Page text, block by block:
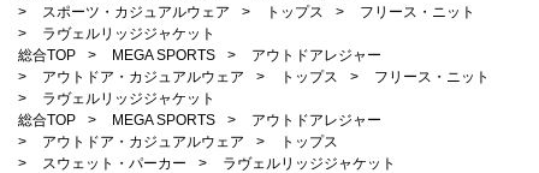
>
スポーツ・カジュアルウェア > トップス >
フリース・ニット
>
ラヴェルリッジジャケット
総合TOP
> MEGA SPORTS >
アウトドアレジャー
>
アウトドア・カジュアルウェア > トップス >
フリース・ニット
>
ラヴェルリッジジャケット
総合TOP
> MEGA SPORTS >
アウトドアレジャー
>
アウトドア・カジュアルウェア >
トップス
>
スウェット・パーカー >
ラヴェルリッジジャケット